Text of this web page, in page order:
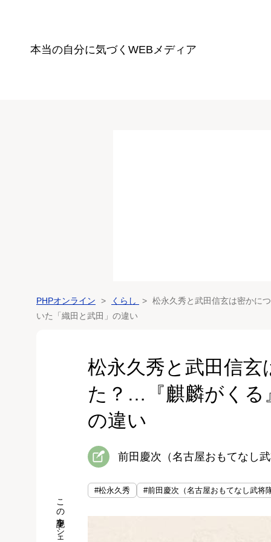
本当の自分に気づく WEBメディア
PHPオンライン くらし
松永久秀と武田信玄は密かに
いた「織田と武田」の違い
松永久秀と武田信
た？…『麒麟がくる
の違い
前田慶次（名古屋おもてなし
#松永久秀 #前田慶次（名古屋おもてなし武将
この記事をシェア